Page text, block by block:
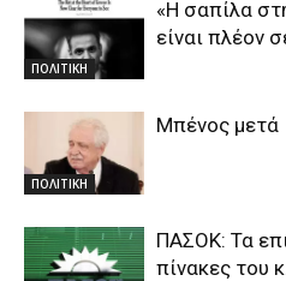
ΠΟΛΙΤΙΚΗ
«Η σαπίλα
είναι πλέον
ΠΟΛΙΤΙΚΗ
Μπένος μετά
ΠΑΣΟΚ: Τα
πίνακες του